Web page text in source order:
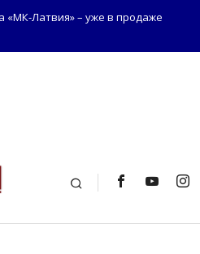
Латвия» – уже в продаже
Поиск